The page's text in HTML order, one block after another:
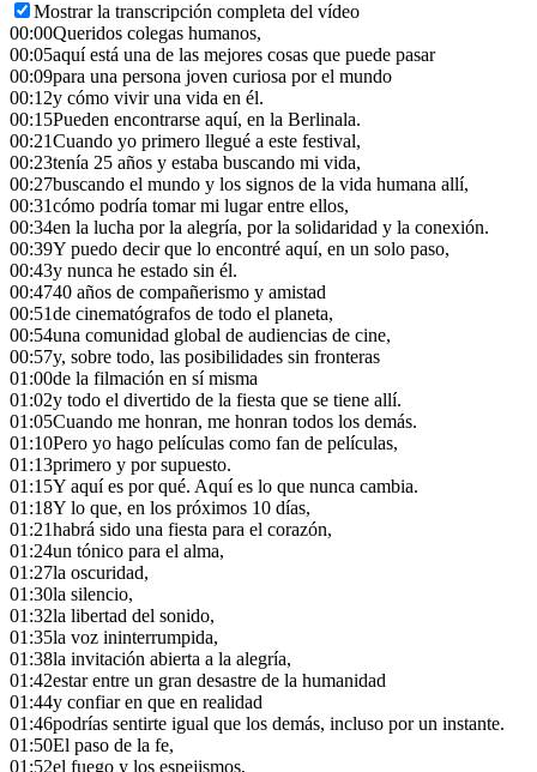
Mostrar la transcripción completa del vídeo
00:00Queridos colegas humanos,
00:05aquí está una de las mejores cosas que puede pasar
00:09para una persona joven curiosa por el mundo
00:12y cómo vivir una vida en él.
00:15Pueden encontrarse aquí, en la Berlinala.
00:21Cuando yo primero llegué a este festival,
00:23tenía 25 años y estaba buscando mi vida,
00:27buscando el mundo y los signos de la vida humana allí,
00:31cómo podría tomar mi lugar entre ellos,
00:34en la lucha por la alegría, por la solidaridad y la conexión.
00:39Y puedo decir que lo encontré aquí, en un solo paso,
00:43y nunca he estado sin él.
00:4740 años de compañerismo y amistad
00:51de cinematógrafos de todo el planeta,
00:54una comunidad global de audiencias de cine,
00:57y, sobre todo, las posibilidades sin fronteras
01:00de la filmación en sí misma
01:02y todo el divertido de la fiesta que se tiene allí.
01:05Cuando me honran, me honran todos los demás.
01:10Pero yo hago películas como fan de películas,
01:13primero y por supuesto.
01:15Y aquí es por qué. Aquí es lo que nunca cambia.
01:18Y lo que, en los próximos 10 días,
01:21habrá sido una fiesta para el corazón,
01:24un tónico para el alma,
01:27la oscuridad,
01:30la silencio,
01:32la libertad del sonido,
01:35la voz ininterrumpida,
01:38la invitación abierta a la alegría,
01:42estar entre un gran desastre de la humanidad
01:44y confiar en que en realidad
01:46podrías sentirte igual que los demás, incluso por un instante.
01:50El paso de la fe,
01:52el fuego y los espejismos,